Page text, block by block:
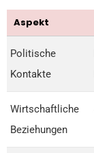
Aspekt
Politische
Kontakte
Wirtschaftliche
Beziehungen